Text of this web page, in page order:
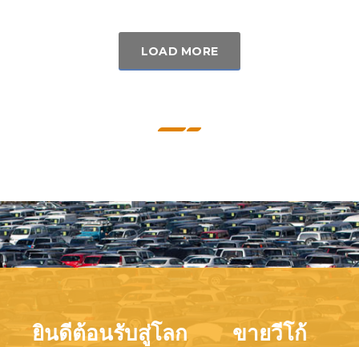
LOAD MORE
ยินดีต้อนรับสู่โลก ขายวีโก้